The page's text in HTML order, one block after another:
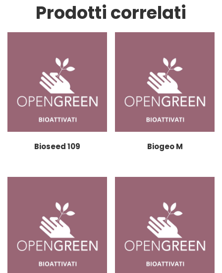
Prodotti correlati
Bioseed 109 Biogeo M